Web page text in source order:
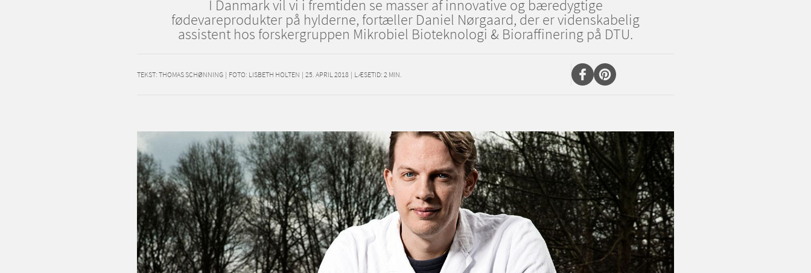
I Danmark vil vi i fremtiden se masser af innovative og bæredygtige
fødevareprodukter på hylderne, fortæller Daniel Nørgaard, der er videnskabelig
assistent hos forskergruppen Mikrobiel Bioteknologi & Bioraffinering på DTU.
TEKST: THOMAS SCHØNNING | FOTO: LISBETH HOLTEN | 25. APRIL 2018 | LÆSETID: 2 MIN.